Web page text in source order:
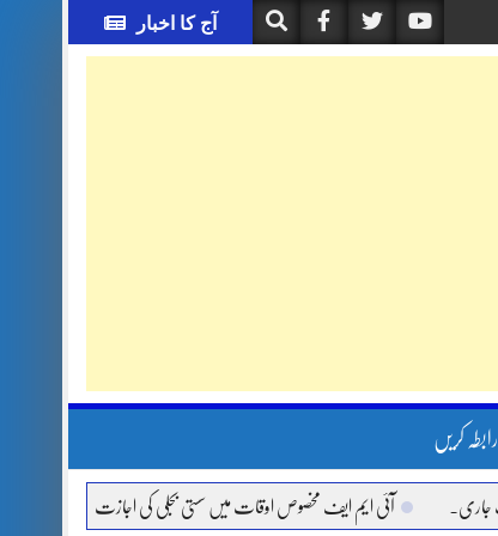
آج کا اخبار
رابطہ کریں
آئی ایم ایف مخصوص اوقات میں سستی بجلی کی اجازت نہیں دے رہا، وفاقی وزیر